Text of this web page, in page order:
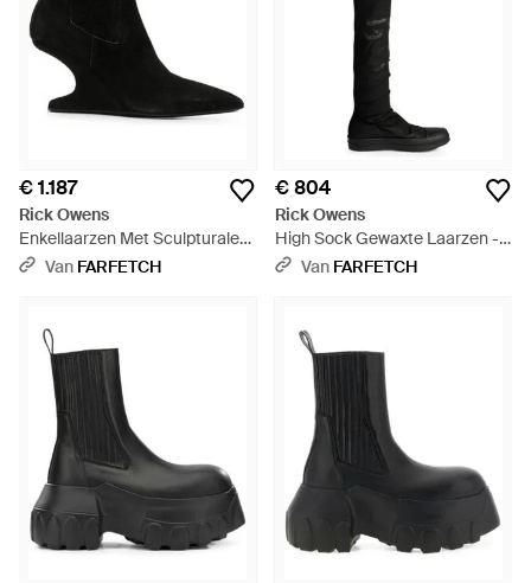
€ 1.187
Rick Owens
Enkellaarzen Met Sculpturale
Sleehak - Zwart
Van FARFETCH
€ 804
Rick Owens
High Sock Gewaxte Laarzen -
Zwart
Van FARFETCH